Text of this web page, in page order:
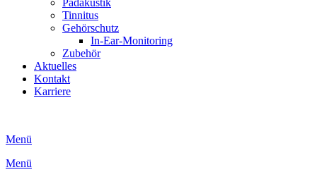
Pädakustik
Tinnitus
Gehörschutz
In-Ear-Monitoring
Zubehör
Aktuelles
Kontakt
Karriere
Menü
Menü